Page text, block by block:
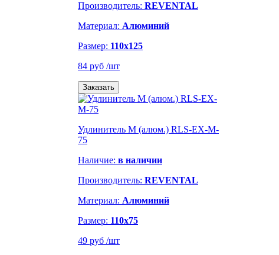
Производитель: REVENTAL
Материал: Алюминий
Размер: 110х125
84 руб /шт
Заказать
Удлинитель M (алюм.) RLS-EX-M-
75
Наличие: в наличии
Производитель: REVENTAL
Материал: Алюминий
Размер: 110х75
49 руб /шт